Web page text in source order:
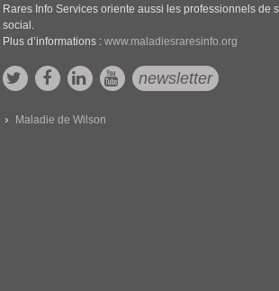
Rares Info Services oriente aussi les professionnels de
social.
Plus d’informations :www.maladiesraresinfo.org
newsletter
Maladie de Wilson